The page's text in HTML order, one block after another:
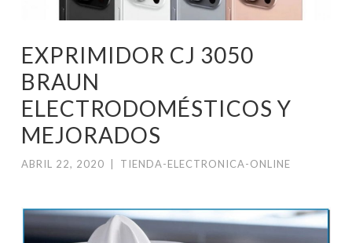
EXPRIMIDOR CJ 3050
BRAUN
ELECTRODOMÉSTICOS Y
MEJORADOS
ABRIL 22, 2020 TIENDA-ELECTRONICA-ONLINE